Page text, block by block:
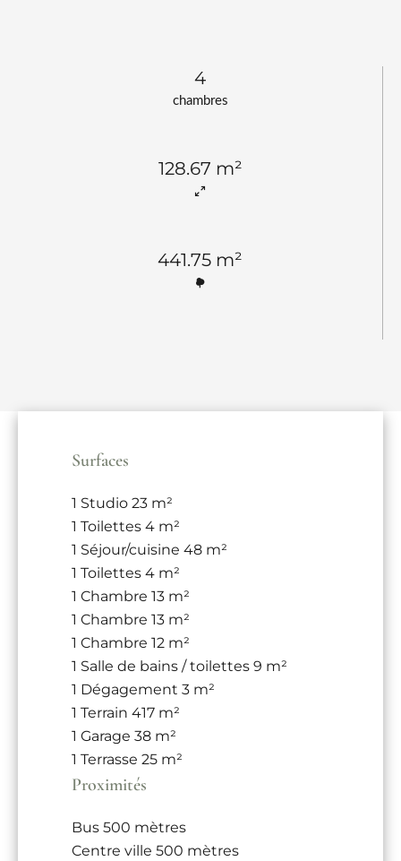
chambres
4
128.67 m²
441.75 m²
Surfaces
1 Studio 23 m²
1 Toilettes 4 m²
1 Séjour/cuisine 48 m²
1 Toilettes 4 m²
1 Chambre 13 m²
1 Chambre 13 m²
1 Chambre 12 m²
1 Salle de bains / toilettes 9 m²
1 Dégagement 3 m²
1 Terrain 417 m²
1 Garage 38 m²
1 Terrasse 25 m²
Proximités
Bus 500 mètres
Centre ville 500 mètres